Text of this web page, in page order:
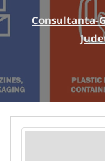
Consultanta-